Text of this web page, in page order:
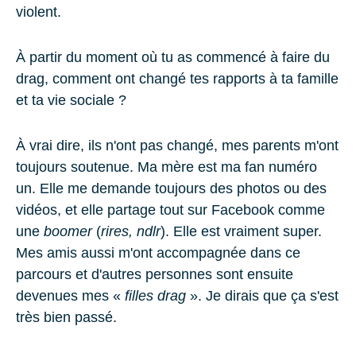
violent.
À partir du moment où tu as commencé à faire du
drag, comment ont changé tes rapports à ta famille
et ta vie sociale ?
À vrai dire, ils n'ont pas changé, mes parents m'ont
toujours soutenue. Ma mère est ma fan numéro
un. Elle me demande toujours des photos ou des
vidéos, et elle partage tout sur Facebook comme
une boomer(rires, ndlr). Elle est vraiment super.
Mes amis aussi m'ont accompagnée dans ce
parcours et d'autres personnes sont ensuite
devenues mes « filles drag ». Je dirais que ça s'est
très bien passé.